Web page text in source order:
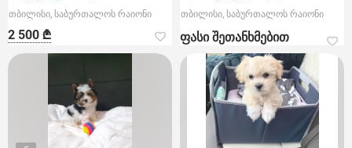
თბილისი, საბურთალოს რაიონი
2 500 ₾
თბილისი, საბურთალოს რაიონი
ფასი შეთანხმებით